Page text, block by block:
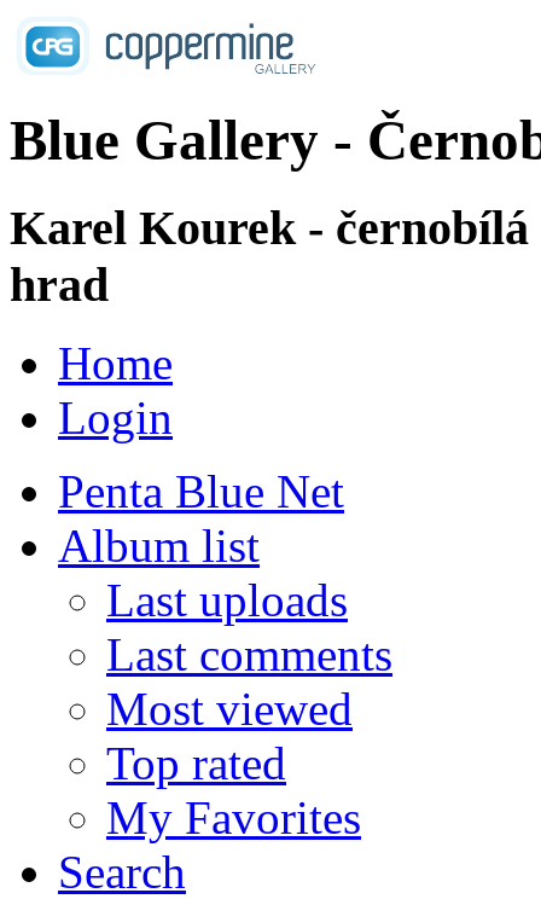
Blue Gallery -
Karel Kourek -
hrad
Home
Login
Penta Blue Net
Album list
Last uploads
Last comments
Most viewed
Top rated
My Favorites
Search